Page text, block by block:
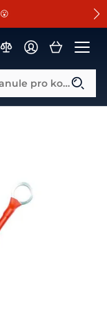
ZDARMA 🐴
Co hledáte? Např. jezdecké boty, granule pro koně...